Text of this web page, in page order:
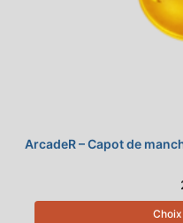
ArcadeR – Capot de